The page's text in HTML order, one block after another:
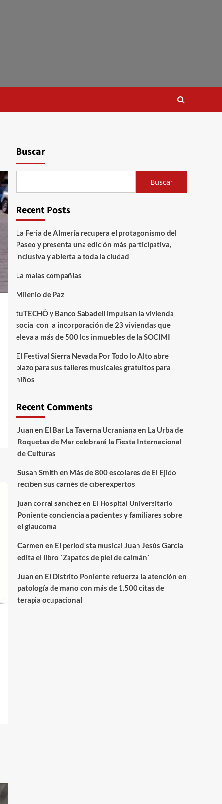
Buscar
Buscar
Recent Posts
La Feria de Almería recupera el protagonismo del
Paseo y presenta una edición más participativa,
inclusiva y abierta a toda la ciudad
La malas compañías
Milenio de Paz
tuTECHÔ y Banco Sabadell impulsan la vivienda
social con la incorporación de 23 viviendas que
eleva a más de 500 los inmuebles de la SOCIMI
El Festival Sierra Nevada Por Todo lo Alto abre
plazo para sus talleres musicales gratuitos para
niños
Recent Comments
Juan en El Bar La Taverna Ucraniana en La Urba de
Roquetas de Mar celebrará la Fiesta Internacional
de Culturas
Susan Smith en Más de 800 escolares de El Ejido
reciben sus carnés de ciberexpertos
juan corral sanchezen El Hospital Universitario
Poniente conciencia a pacientes y familiares sobre
el glaucoma
Carmen en El periodista musical Juan Jesús García
edita el libro `Zapatos de piel de caimán´
Juan en El Distrito Poniente refuerza la atención en
patología de mano con más de 1.500 citas de
terapia ocupacional